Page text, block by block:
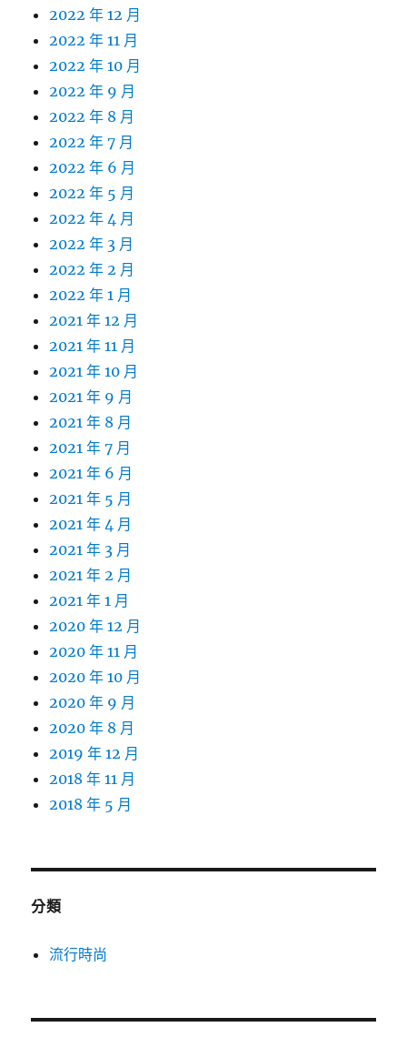
2022 年 12 月
2022 年 11 月
2022 年 10 月
2022 年 9 月
2022 年 8 月
2022 年 7 月
2022 年 6 月
2022 年 5 月
2022 年 4 月
2022 年 3 月
2022 年 2 月
2022 年 1 月
2021 年 12 月
2021 年 11 月
2021 年 10 月
2021 年 9 月
2021 年 8 月
2021 年 7 月
2021 年 6 月
2021 年 5 月
2021 年 4 月
2021 年 3 月
2021 年 2 月
2021 年 1 月
2020 年 12 月
2020 年 11 月
2020 年 10 月
2020 年 9 月
2020 年 8 月
2019 年 12 月
2018 年 11 月
2018 年 5 月
分類
流行時尚